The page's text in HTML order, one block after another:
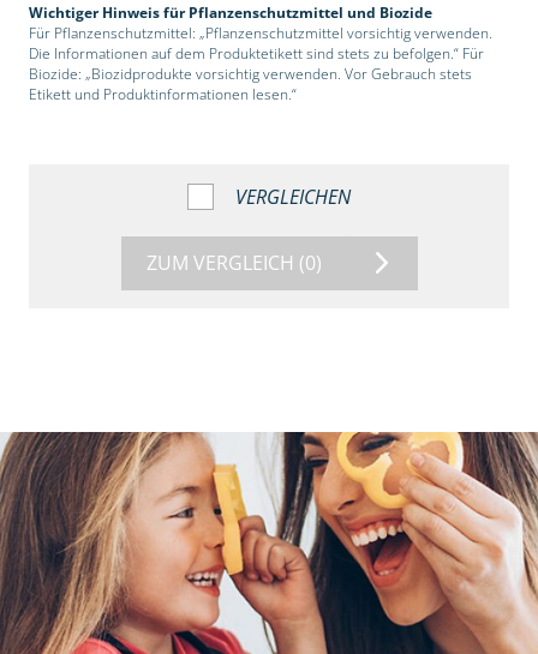
Wichtiger Hinweis für Pflanzenschutzmittel und Biozide
Für Pflanzenschutzmittel: „Pflanzenschutzmittel vorsichtig verwenden.
Die Informationen auf dem Produktetikett sind stets zu befolgen.“ Für
Biozide: „Biozidprodukte vorsichtig verwenden. Vor Gebrauch stets
Etikett und Produktinformationen lesen.“
VERGLEICHEN
ZUM VERGLEICH (0)